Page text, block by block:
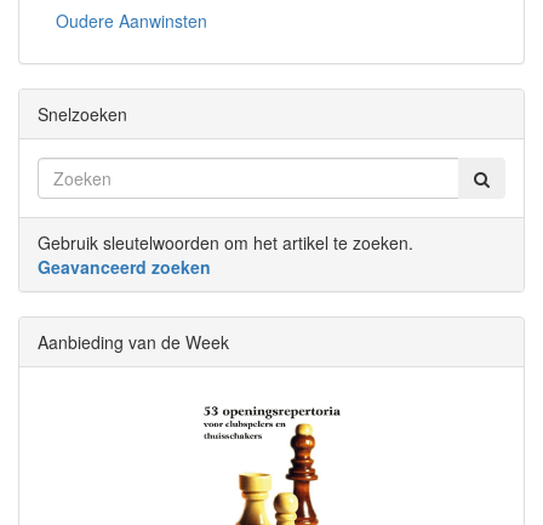
Oudere Aanwinsten
Snelzoeken
Gebruik sleutelwoorden om het artikel te zoeken.
Geavanceerd zoeken
Aanbieding van de Week